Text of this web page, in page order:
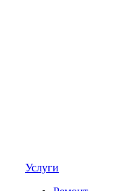
Услуги